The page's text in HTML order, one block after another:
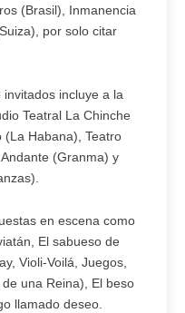
(Brasil), Inmanencia
por solo citar
incluye a la
Teatral La Chinche
(La Habana), Teatro
(Granma) y
en escena como
El sabueso de
Violi-Voilá, Juegos,
una Reina), El beso
llamado deseo.